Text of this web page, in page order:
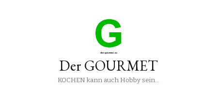
Der GOURMET
KOCHEN kann auch Hobby sein…